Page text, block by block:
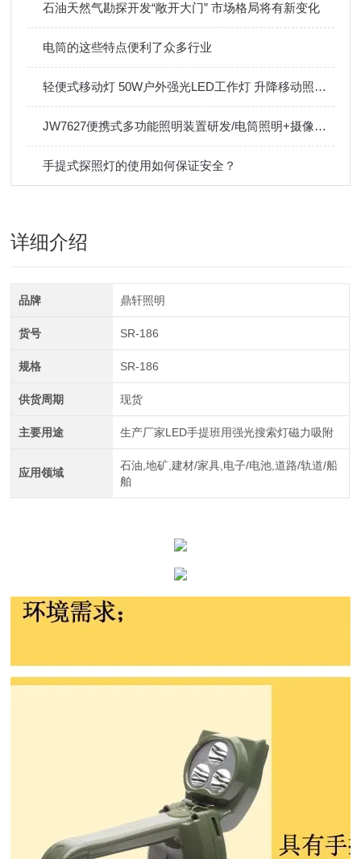
石油天然气勘探开发“敞开大门” 市场格局将有新变化
电筒的这些特点便利了众多行业
轻便式移动灯 50W户外强光LED工作灯 升降移动照明灯
JW7627便携式多功能照明装置研发/电筒照明+摄像功能
手提式探照灯的使用如何保证安全？
详细介绍
品牌 鼎轩照明
货号 SR-186
规格 SR-186
供货周期 现货
主要用途 生产厂家LED手提班用强光搜索灯磁力吸附
应用领域
石油,地矿,建材/家具,电子/电池,道路/轨道/船
舶